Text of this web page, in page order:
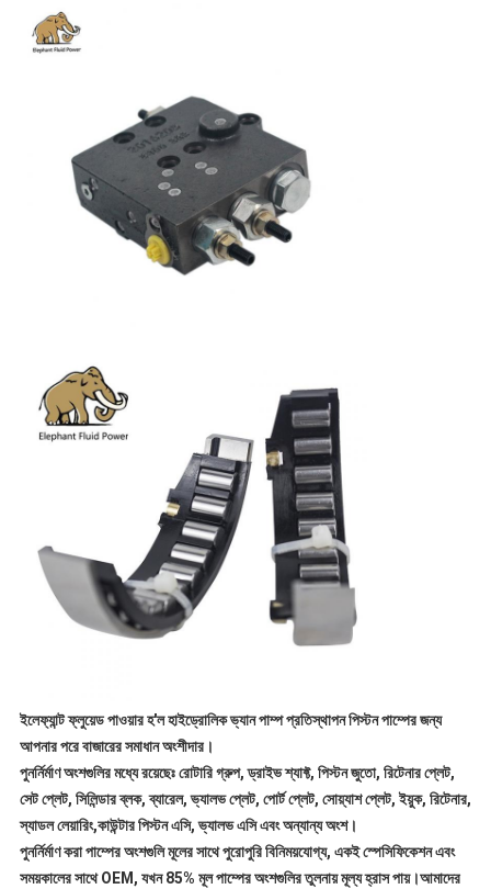
ইলেফ্যান্ট ফ্লুয়েড পাওয়ার হ'ল হাইড্রোলিক ভ্যান পাম্প প্রতিস্থাপন পিস্টন পাম্পের জন্য
আপনার পরে বাজারের সমাধান অংশীদার।
পুনর্নির্মাণ অংশগুলির মধ্যে রয়েছেঃ রোটারি গ্রুপ, ড্রাইভ শ্যাফ্ট, পিস্টন জুতো, রিটেনার প্লেট,
সেট প্লেট, সিলিন্ডার ব্লক, ব্যারেল, ভ্যালভ প্লেট, পোর্ট প্লেট, সোয়্যাশ প্লেট, ইয়ুক, রিটেনার,
স্যাডল লেয়ারিং,কাউন্টার পিস্টন এসি, ভ্যালভ এসি এবং অন্যান্য অংশ।
পুনর্নির্মাণ করা পাম্পের অংশগুলি মূলের সাথে পুরোপুরি বিনিময়যোগ্য, একই স্পেসিফিকেশন এবং
সময়কালের সাথে OEM, যখন 85% মূল পাম্পের অংশগুলির তুলনায় মূল্য হ্রাস পায়।আমাদের